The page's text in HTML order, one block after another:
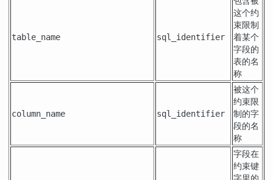
table_name sql_identifier
这个约
束限制
着某个
字段的
表的名
称
column_name sql_identifier
被这个
约束限
制的字
段的名
称
字段在
约束键
字里的